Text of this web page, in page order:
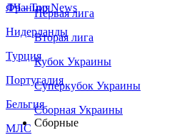
Франция
Нидерланды
Турция
Португалия
Бельгия
МЛС
ЛЧ - Top News
Первая лига
Вторая лига
Кубок Украины
Суперкубок Украины
Сборная Украины
Сборные